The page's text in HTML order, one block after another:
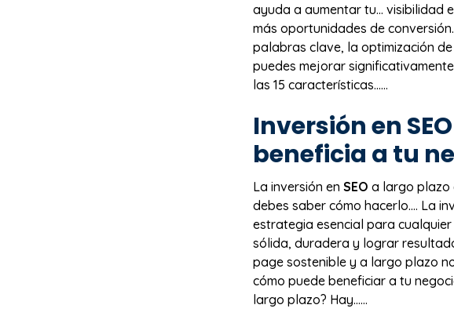
ayuda a aumentar tu… visibilidad
más oportunidades de
palabras clave, la optimización
puedes mejorar
las 15 características…...
Inversión en SEO
beneficia a tu
La inversión en SEO a largo plazo
debes saber cómo hacerlo.… La
estrategia esencial para
sólida, duradera y lograr
page sostenible y a largo plazo
cómo puede beneficiar a tu
largo plazo? Hay…...